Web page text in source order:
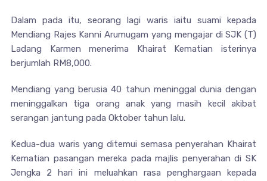
Dalam pada itu, seorang lagi waris iaitu suami kepada
Mendiang Rajes Kanni Arumugam yang mengajar di SJK (T)
Ladang Karmen menerima Khairat Kematian isterinya
berjumlah RM8,000.
Mendiang yang berusia 40 tahun meninggal dunia dengan
meninggalkan tiga orang anak yang masih kecil akibat
serangan jantung pada Oktober tahun lalu.
Kedua-dua waris yang ditemui semasa penyerahan Khairat
Kematian pasangan mereka pada majlis penyerahan di SK
Jengka 2 hari ini meluahkan rasa penghargaan kepada